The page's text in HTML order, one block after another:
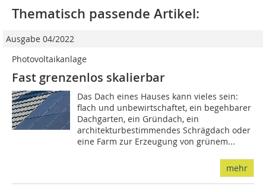
Thematisch passende Artikel:
Ausgabe 04/2022
Photovoltaikanlage
Fast grenzenlos skalierbar
Das Dach eines Hauses kann vieles sein:
flach und unbewirtschaftet, ein begehbarer
Dachgarten, ein Gründach, ein
architekturbestimmendes Schrägdach oder
eine Farm zur Erzeugung von grünem...
mehr